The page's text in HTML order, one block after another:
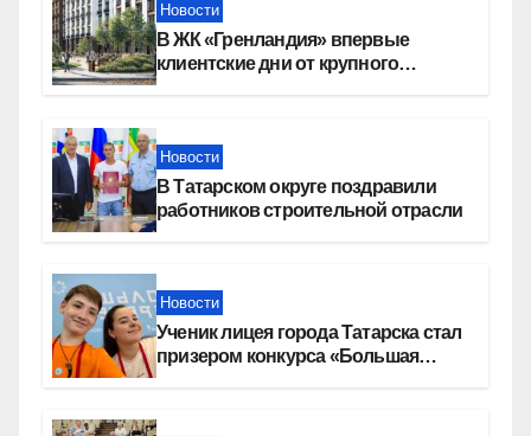
Новости
В ЖК «Гренландия» впервые
клиентские дни от крупного
Новости
В Татарском округе поздравили
работников строительной отрасли
Новости
Ученик лицея города Татарска стал
призером конкурса «Большая